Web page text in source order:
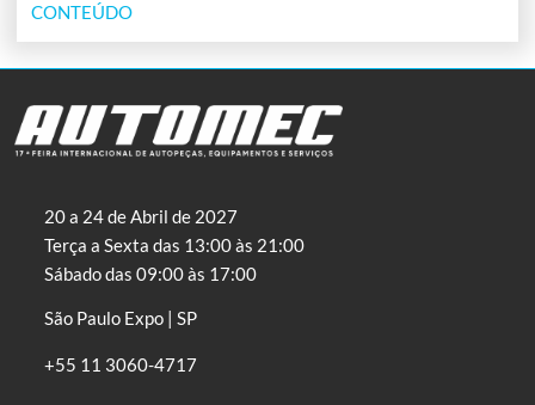
CONTEÚDO
20 a 24 de Abril de 2027
Terça a Sexta das 13:00 às 21:00
Sábado das 09:00 às 17:00
São Paulo Expo | SP
+55 11 3060-4717